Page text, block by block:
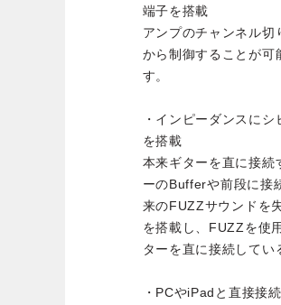
端子を搭載
アンプのチャンネル
から制御することが
す。
・インピーダンスに
を搭載
本来ギターを直に接続
ーのBufferや前段に接
来のFUZZサウンドを
を搭載し、FUZZを使
ターを直に接続してい
・PCやiPadと直接接